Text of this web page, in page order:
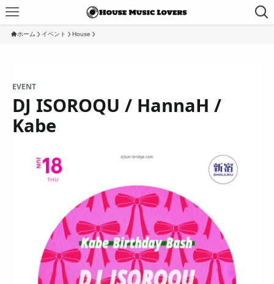
ホーム イベント House
EVENT
DJ ISOROQU / HannaH /
Kabe